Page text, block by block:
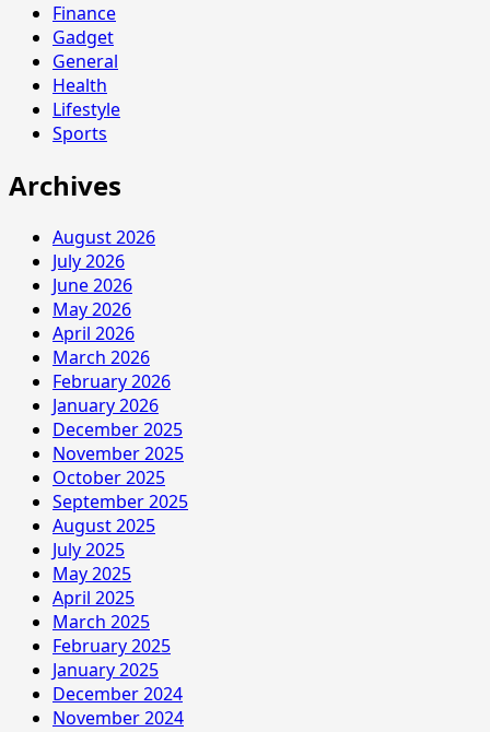
Finance
Gadget
General
Health
Lifestyle
Sports
Archives
August 2026
July 2026
June 2026
May 2026
April 2026
March 2026
February 2026
January 2026
December 2025
November 2025
October 2025
September 2025
August 2025
July 2025
May 2025
April 2025
March 2025
February 2025
January 2025
December 2024
November 2024